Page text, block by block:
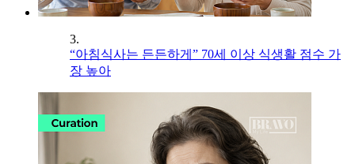
3.
“아침식사는 든든하게” 70세 이상 식생활 점수 가
장 높아